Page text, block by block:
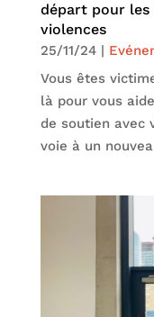
départ pour les
violences
25/11/24|
Vous êtes
là pour vous
de soutien avec
voie à un